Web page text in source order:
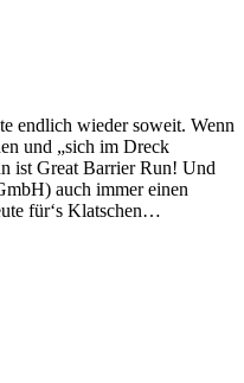
endlich wieder soweit. Wenn
und „sich im Dreck
ist Great Barrier Run! Und
auch immer einen
für‘s Klatschen…